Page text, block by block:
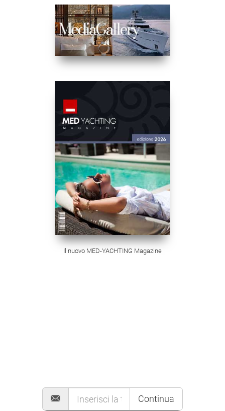
Il nuovo MED-YACHTING Magazine
Continua